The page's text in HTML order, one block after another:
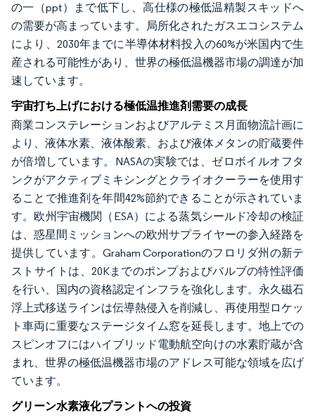
の一（ppt）まで低下し、高仕様の極低温精製スキッドへ
の需要が高まっています。局所化されたガスエコシステム
により、2030年までに半導体材料投入の60%が米国内で生
産される可能性があり、世界の極低温機器市場の調達が加
速しています。
宇宙打ち上げにおける極低温推進剤需要の成長
商業コンステレーションおよびアルテミス月面物流計画に
より、液体水素、液体酸素、および液体メタンの貯蔵要件
が倍増しています。NASAの実験では、ゼロボイルオフタ
ンクがアクティブミキシングとクライオクーラーを使用す
ることで推進剤を年間42%節約できることが示されていま
す。欧州宇宙機関（ESA）による蒸気シールド冷却の検証
は、惑星間ミッションへの欧州サプライヤーの参入経路を
提供しています。Graham Corporationのフロリダ州の新テ
ストサイトは、20Kまでのポンプおよびバルブの特性評価
を行い、国内の資格認定インフラを強化します。永久磁石
浮上式移送ラインは伝導熱侵入を削減し、再使用型ロケッ
ト車両に重要なステージタイム窓を延長します。地上での
スピンオフにはハイブリッド電動航空向けの水素貯蔵が含
まれ、世界の極低温機器市場のアドレス可能な領域を広げ
ています。
グリーン水素液化プラントへの投資